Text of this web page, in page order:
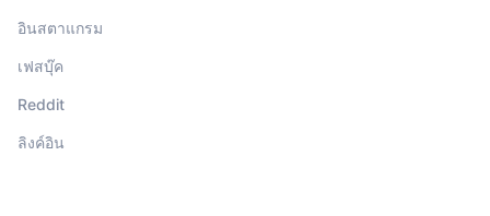
อินสตาแกรม
เฟสบุ๊ค
Reddit
ลิงค์อิน